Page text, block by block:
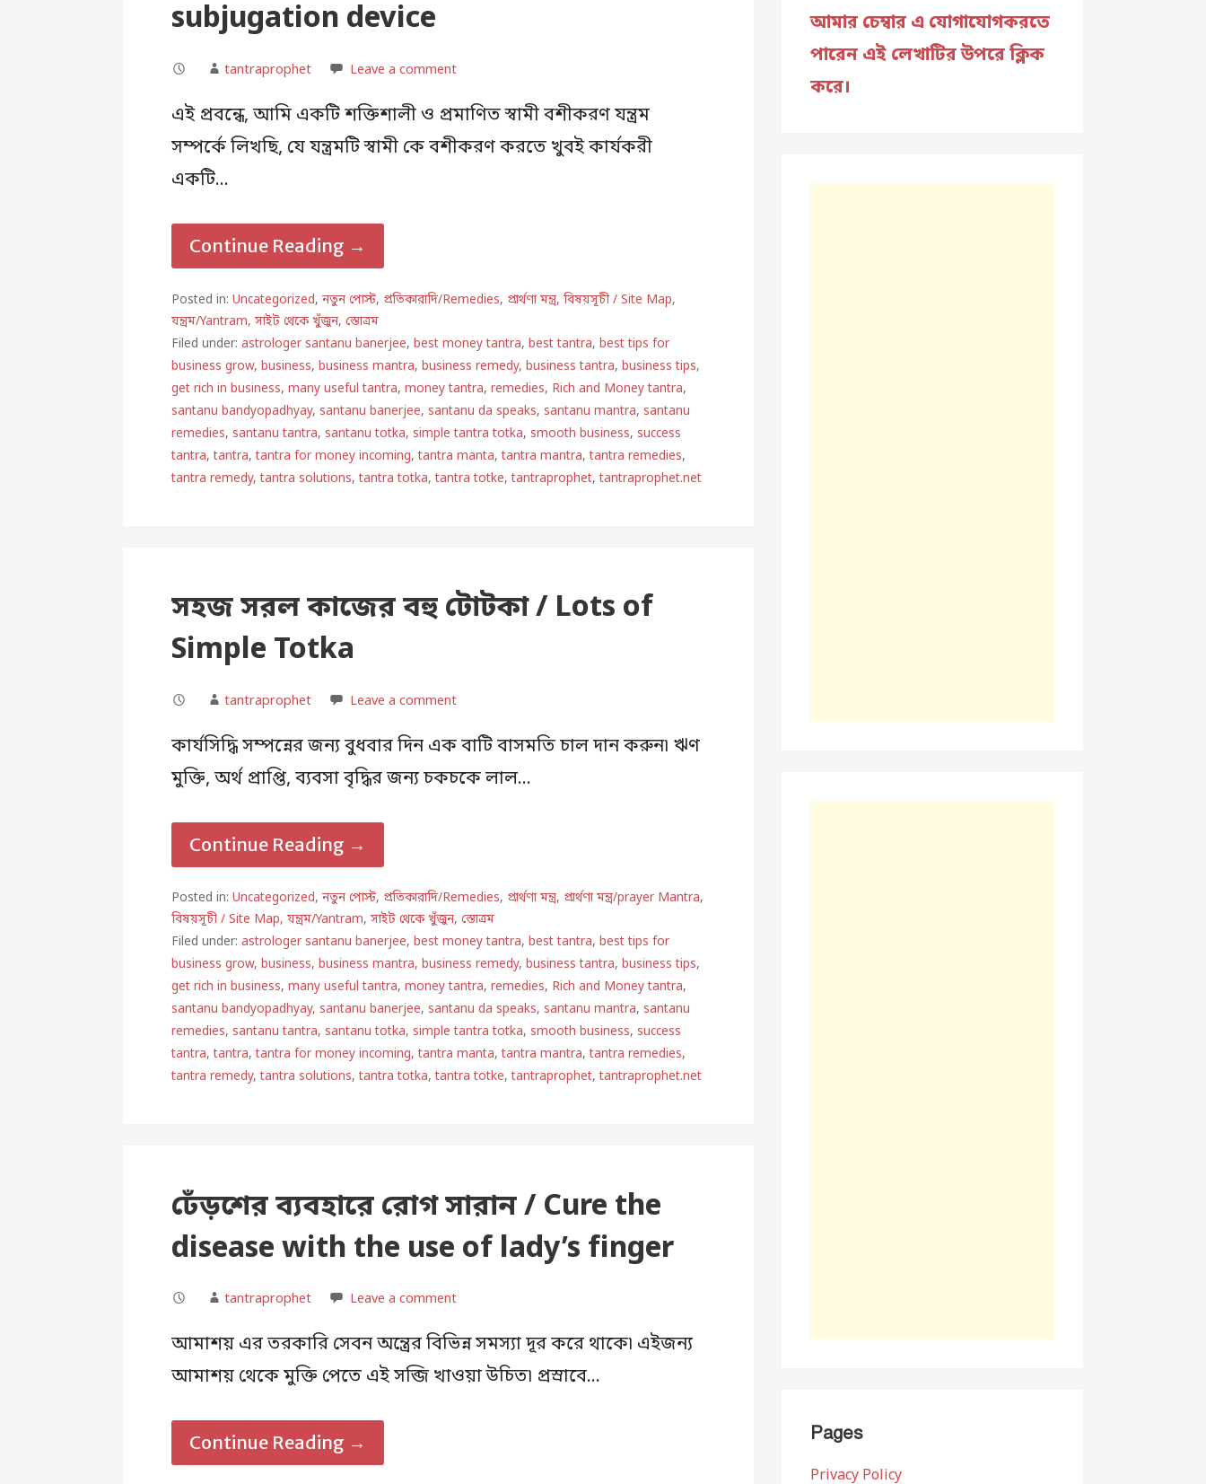
subjugation device
tantraprophet Leave a comment
এই প্রবন্ধে, আমি একটি শক্তিশালী ও প্রমাণিত স্বামী বশীকরণ যন্ত্রম
সম্পর্কে লিখছি, যে যন্ত্রমটি স্বামী কে বশীকরণ করতে খুবই কার্যকরী
একটি…
Continue Reading →
Posted in:Uncategorized,নতুন পোস্ট, প্রতিকারাদি/Remedies, প্রার্থণা মন্ত্র,বিষয়সূচী / Site Map,
যন্ত্রম/Yantram,সাইট থেকে খুঁজুন, স্তোত্রম
Filed under:astrologer santanu banerjee,best money tantra,best tantra,best tips for
business grow,business,business mantra,business remedy,business tantra,business tips,
get rich in business,many useful tantra,money tantra,remedies, Rich and Money tantra,
santanu bandyopadhyay, santanu banerjee, santanu da speaks, santanu mantra, santanu
remedies, santanu tantra, santanu totka, simple tantra totka, smooth business, success
tantra,tantra,tantra for money incoming,tantra manta,tantra mantra,tantra remedies,
tantra remedy,tantra solutions,tantra totka,tantra totke,tantraprophet,tantraprophet.net
সহজ সরল কাজের বহু টোটকা / Lots of
Simple Totka
tantraprophet Leave a comment
কার্যসিদ্ধি সম্পন্নের জন্য বুধবার দিন এক বাটি বাসমতি চাল দান করুন৷ ঋণ
মুক্তি, অর্থ প্রাপ্তি, ব্যবসা বৃদ্ধির জন্য চকচকে লাল…
Continue Reading →
Posted in:Uncategorized,নতুন পোস্ট, প্রতিকারাদি/Remedies, প্রার্থণা মন্ত্র, প্রার্থণা মন্ত্র/prayer Mantra,
বিষয়সূচী / Site Map,যন্ত্রম/Yantram,সাইট থেকে খুঁজুন, স্তোত্রম
Filed under:astrologer santanu banerjee,best money tantra,best tantra,best tips for
business grow,business,business mantra,business remedy,business tantra,business tips,
get rich in business,many useful tantra,money tantra,remedies, Rich and Money tantra,
santanu bandyopadhyay, santanu banerjee, santanu da speaks, santanu mantra, santanu
remedies, santanu tantra, santanu totka, simple tantra totka, smooth business, success
tantra,tantra,tantra for money incoming,tantra manta,tantra mantra,tantra remedies,
tantra remedy,tantra solutions,tantra totka,tantra totke,tantraprophet,tantraprophet.net
ঢেঁড়শের ব্যবহারে রোগ সারান / Cure the
disease with the use of lady’s finger
tantraprophet Leave a comment
আমাশয় এর তরকারি সেবন অন্ত্রের বিভিন্ন সমস্যা দূর করে থাকে৷ এইজন্য
আমাশয় থেকে মুক্তি পেতে এই সব্জি খাওয়া উচিত৷ প্রস্রাবে…
Continue Reading →
আমার চেম্বার এ যোগাযোগকরতে
পারেন এই লেখাটির উপরে ক্লিক
করে।
Pages
Privacy Policy